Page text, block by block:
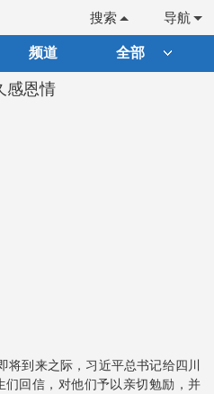
导航
搜索
频道 全部
恩情
将到来之际，习近平总书记给四川
回信，对他们予以亲切勉励，并